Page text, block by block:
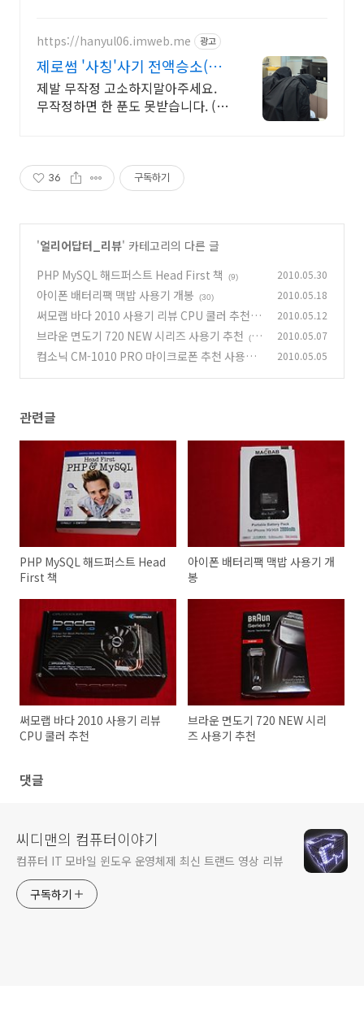
https://hanyul06.imweb.me 광고
제로썸 '사칭'사기 전액승소(3
억7천) 사례보유
제발 무작정 고소하지말아주세요.
무작정하면 한 푼도 못받습니다. (법
36 구독하기
'얼리어답터_리뷰' 카테고리의 다른 글
PHP MySQL 해드퍼스트 Head First 책
(9) 2010.05.30
아이폰 배터리팩 맥밥 사용기 개봉 (30) 2010.05.18
써모랩 바다 2010 사용기 리뷰 CPU 쿨러 추천
(2
3)
2010.05.12
브라운 면도기 720 NEW 시리즈 사용기 추천
(1
2)
2010.05.07
컴소닉 CM-1010 PRO 마이크로폰 추천 사용기 2010.05.05
관련글
PHP MySQL 해드퍼스트 Head
First 책
아이폰 배터리팩 맥밥 사용기 개
봉
써모랩 바다 2010 사용기 리뷰
CPU 쿨러 추천
브라운 면도기 720 NEW 시리
즈 사용기 추천
댓글
씨디맨의 컴퓨터이야기
컴퓨터 IT 모바일 윈도우 운영체제 최신 트랜드 영상 리뷰
구독하기